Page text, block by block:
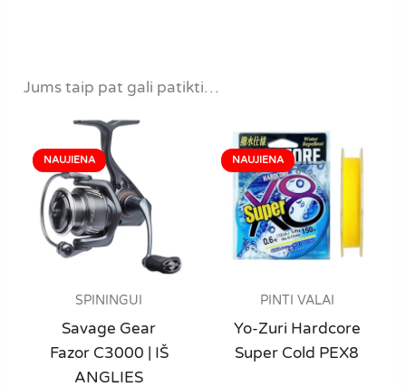
Jums taip pat gali patikti…
SPININGUI
Savage Gear
Fazor C3000 | IŠ
ANGLIES
PINTI VALAI
Yo-Zuri Hardcore
Super Cold PEX8